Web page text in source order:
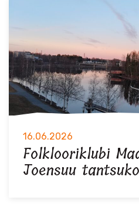
16.06.2026
Folklooriklubi
Joensuu